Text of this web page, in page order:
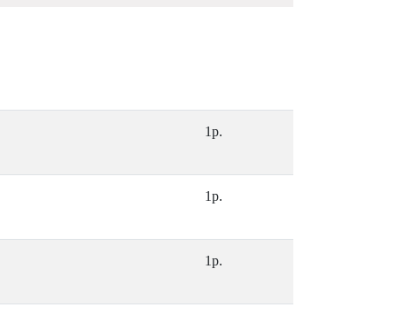
1р.
1р.
1р.